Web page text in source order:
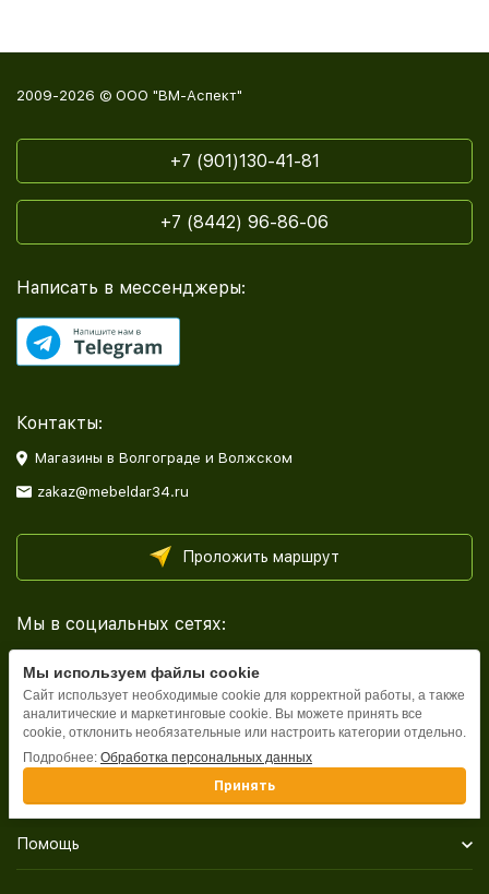
2009-2026 © ООО "ВМ-Аспект"
+7 (901)130-41-81
+7 (8442) 96-86-06
Написать в мессенджеры:
Контакты:
Магазины в Волгограде и Волжском
zakaz@mebeldar34.ru
Проложить маршрут
Мы в социальных сетях:
Каталог
Помощь
Мы используем файлы cookie
Сайт использует необходимые cookie для корректной работы, а также
аналитические и маркетинговые cookie. Вы можете принять все
cookie, отклонить необязательные или настроить категории отдельно.
Подробнее: Обработка персональных данных
Принять